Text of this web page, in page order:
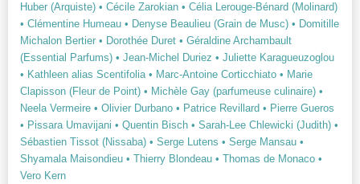
Huber (Arquiste) • Cécile Zarokian • Célia Lerouge-Bénard (Molinard)
• Clémentine Humeau • Denyse Beaulieu (Grain de Musc) • Domitille
Michalon Bertier • Dorothée Duret • Géraldine Archambault
(Essential Parfums) • Jean-Michel Duriez • Juliette Karagueuzoglou
• Kathleen alias Scentifolia • Marc-Antoine Corticchiato • Marie
Clapisson (Fleur de Point) • Michèle Gay (parfumeuse culinaire) •
Neela Vermeire • Olivier Durbano • Patrice Revillard • Pierre Gueros
• Pissara Umavijani • Quentin Bisch • Sarah-Lee Chlewicki (Judith) •
Sébastien Tissot (Nissaba) • Serge Lutens • Serge Mansau •
Shyamala Maisondieu • Thierry Blondeau • Thomas de Monaco •
Vero Kern